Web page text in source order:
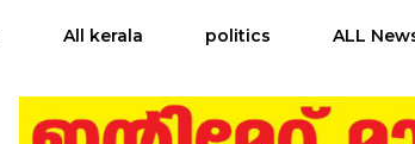
All kerala politics ALL